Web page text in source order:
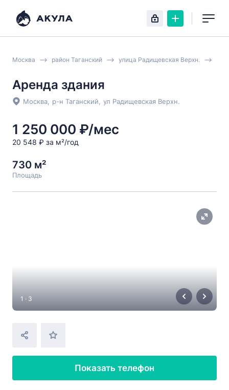
Москва район Таганский улица Радищевская Верхн.
Аренда здания
Москва р-н Таганский ул Радищевская Верхн.
1 250 000 ₽/мес
20 548 ₽ за м²/год
730 м²
Площадь
1 · 3
Показать телефон